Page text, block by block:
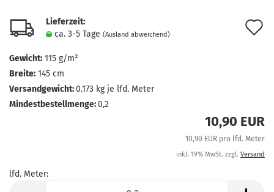
Lieferzeit:
ca. 3-5 Tage (Ausland abweichend)
Gewicht: 115 g/m²
Breite: 145 cm
Versandgewicht:0.173 kg je lfd. Meter
Mindestbestellmenge:0,2
10,90 EUR
10,90 EUR pro lfd. Meter
inkl. 19% MwSt. zzgl. Versand
lfd. Meter: